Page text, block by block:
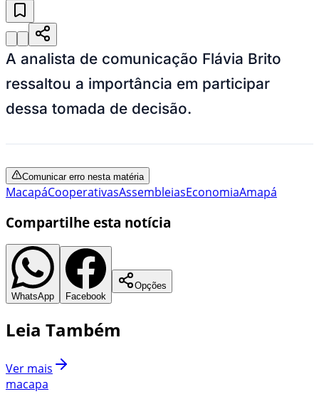
A analista de comunicação Flávia Brito
ressaltou a importância em participar
dessa tomada de decisão.
Comunicar erro nesta matéria
MacapáCooperativasAssembleiasEconomiaAmapá
Compartilhe esta notícia
WhatsApp Facebook
Opções
Leia Também
Ver mais
macapa